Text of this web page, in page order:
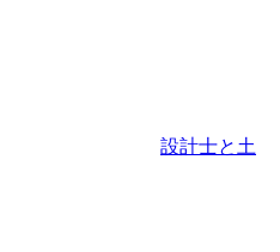
設計⼠と⼟